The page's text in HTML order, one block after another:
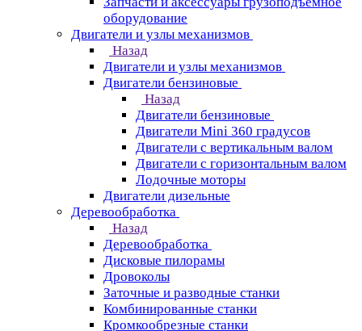
оборудование
Двигатели и узлы механизмов
Назад
Двигатели и узлы механизмов
Двигатели бензиновые
Назад
Двигатели бензиновые
Двигатели Mini 360 градусов
Двигатели с вертикальным валом
Двигатели с горизонтальным валом
Лодочные моторы
Двигатели дизельные
Деревообработка
Назад
Деревообработка
Дисковые пилорамы
Дровоколы
Заточные и разводные станки
Комбинированные станки
Кромкообрезные станки